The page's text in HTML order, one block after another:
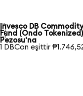
Invesco DB
Fund (Ondo
Pezosu'na
1 DBCon eşittir